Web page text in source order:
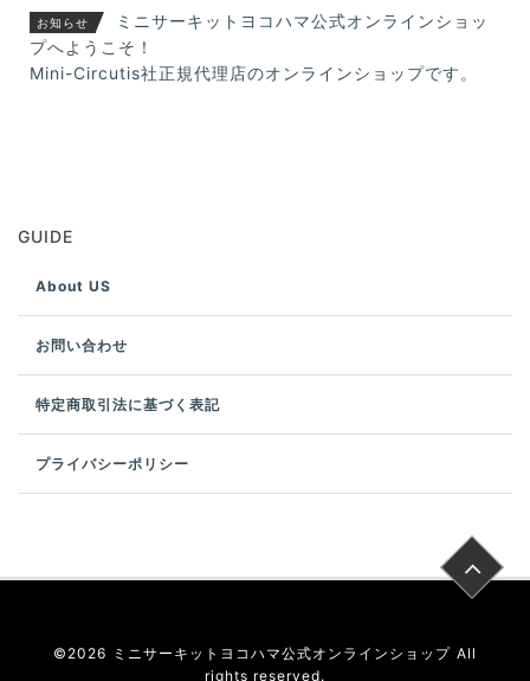
お知らせ
ミニサーキットヨコハマ公式オンラインショッ
プへようこそ！
Mini-Circutis社正規代理店のオンラインショップです。
GUIDE
About US
お問い合わせ
特定商取引法に基づく表記
プライバシーポリシー
© 2026 ミニサーキットヨコハマ公式オンラインショップ All
rights reserved.